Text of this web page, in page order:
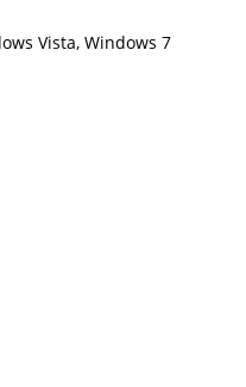
Vista, Windows 7